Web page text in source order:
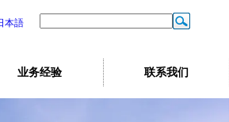
本語
业务经验 联系我们